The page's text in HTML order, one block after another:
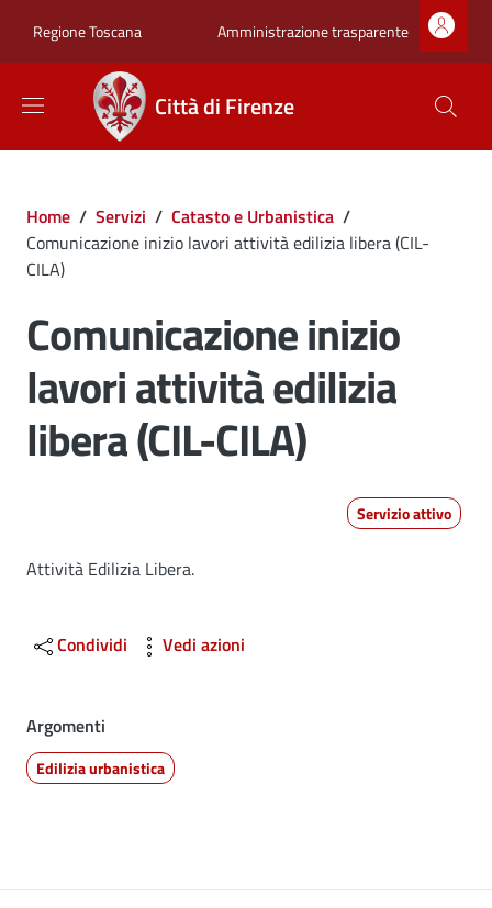
Regione Toscana Zona superiore
Amministrazione trasparente
Città di Firenze
Briciole di pane
Home / Servizi / Catasto e Urbanistica /
Comunicazione inizio lavori attività edilizia libera (CIL-
CILA)
Comunicazione inizio
lavori attività edilizia
libera (CIL-CILA)
Servizio attivo
Dettagli
Attività Edilizia Libera.
Condividi Vedi azioni
Argomenti
Edilizia urbanistica